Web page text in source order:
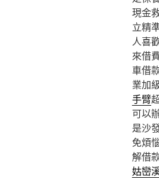
現金
立精
人喜
來借
車借
業加
手臂
可以
是沙
免煩
解借
姑巒